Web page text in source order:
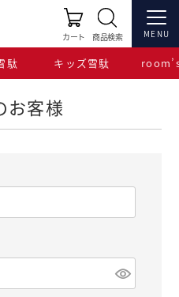
カート 商品検索
駄 キッズ雪駄
MENU
お客様